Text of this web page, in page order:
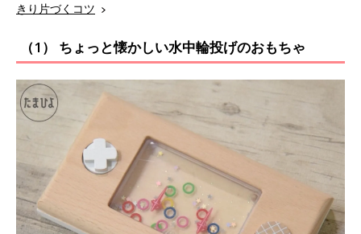
きり片づくコツ
（1） ちょっと懐かしい水中輪投げのおもちゃ